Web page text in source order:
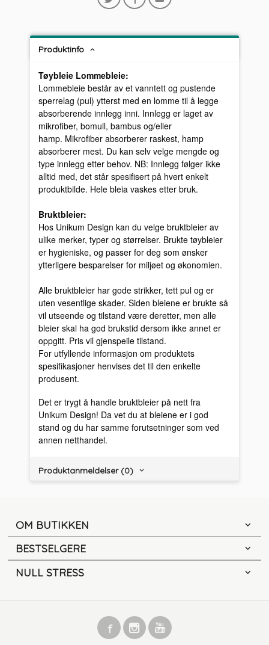
Produktinfo
Tøybleie Lommebleie:
Lommebleie består av et vanntett og pustende
sperrelag (pul) ytterst med en lomme til å legge
absorberende innlegg inni. Innlegg er laget av
mikrofiber, bomull, bambus og/eller
hamp. Mikrofiber absorberer raskest, hamp
absorberer mest. Du kan selv velge mengde og
type innlegg etter behov. NB: Innlegg følger ikke
alltid med, det står spesifisert på hvert enkelt
produktbilde. Hele bleia vaskes etter bruk.
Bruktbleier:
Hos Unikum Design kan du velge bruktbleier av
ulike merker, typer og størrelser. Brukte tøybleier
er hygieniske, og passer for deg som ønsker
ytterligere besparelser for miljøet og økonomien.
Alle bruktbleier har gode strikker, tett pul og er
uten vesentlige skader. Siden bleiene er brukte så
vil utseende og tilstand være deretter, men alle
bleier skal ha god brukstid dersom ikke annet er
oppgitt. Pris vil gjenspeile tilstand.
For utfyllende informasjon om produktets
spesifikasjoner henvises det til den enkelte
produsent.
Det er trygt å handle bruktbleier på nett fra
Unikum Design! Da vet du at bleiene er i god
stand og du har samme forutsetninger som ved
annen netthandel.
Produktanmeldelser (0)
OM BUTIKKEN
BESTSELGERE
NULL STRESS